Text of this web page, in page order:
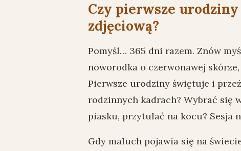
Czy pierwsze
zdjęciową?
Pomyśl… 365 dni razem. Znów
noworodka o czerwonawej
Pierwsze urodziny świętuje i
rodzinnych kadrach? Wybrać się
piasku, przytulać na kocu? Sesja
Gdy maluch pojawia się na